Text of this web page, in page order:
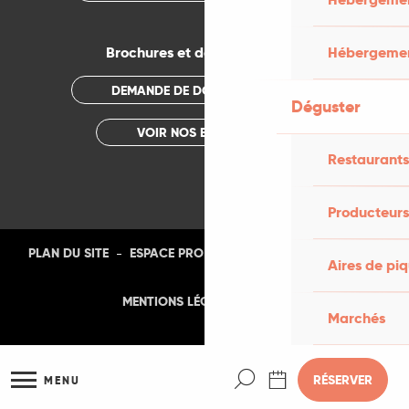
MENU
Déguster
Aires de
Marchés
RÉSERVER
Recherche
Brochures et documentations
DEMANDE DE DOCUMENTATION
VOIR NOS BROCHURES
PLAN DU SITE - ESPACE PRO
MENTIONS LÉGALES